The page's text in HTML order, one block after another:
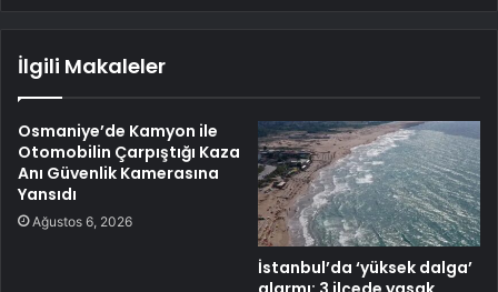
İlgili Makaleler
Osmaniye’de Kamyon ile
Otomobilin Çarpıştığı Kaza
Anı Güvenlik Kamerasına
Yansıdı
Ağustos 6, 2026
İstanbul’da ‘yüksek dalga’